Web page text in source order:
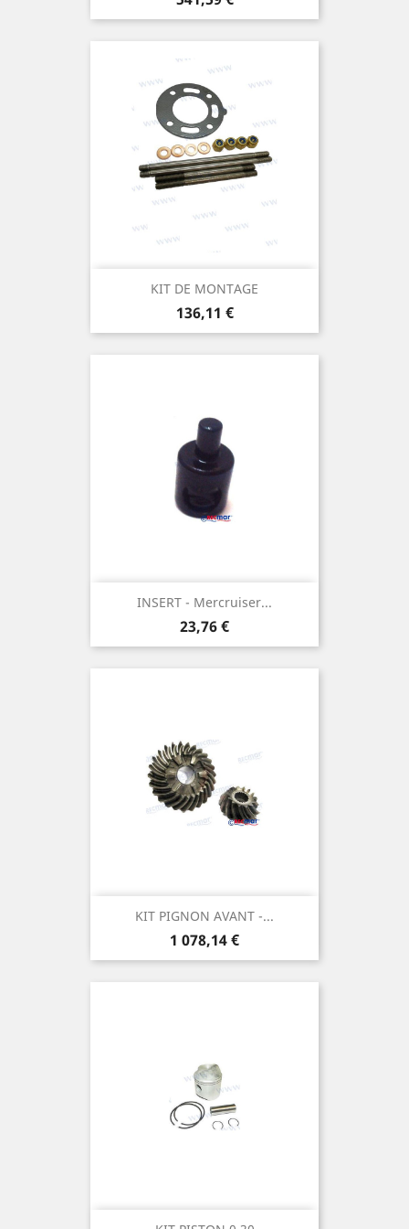
KIT DE MONTAGE
Prix
136,11 €
INSERT - Mercruiser...
Prix
23,76 €
KIT PIGNON AVANT -...
Prix
1 078,14 €